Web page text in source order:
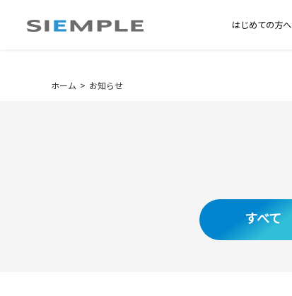
はじめての方へ
ホーム お知らせ
すべて